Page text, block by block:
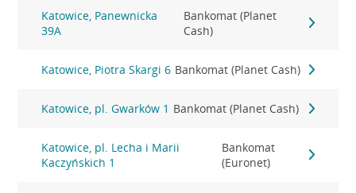
Katowice, Panewnicka
39A
Bankomat (Planet
Cash)
Katowice, Piotra Skargi 6 Bankomat (Planet Cash)
Katowice, pl. Gwarków 1 Bankomat (Planet Cash)
Katowice, pl. Lecha i Marii
Kaczyńskich 1
Bankomat
(Euronet)